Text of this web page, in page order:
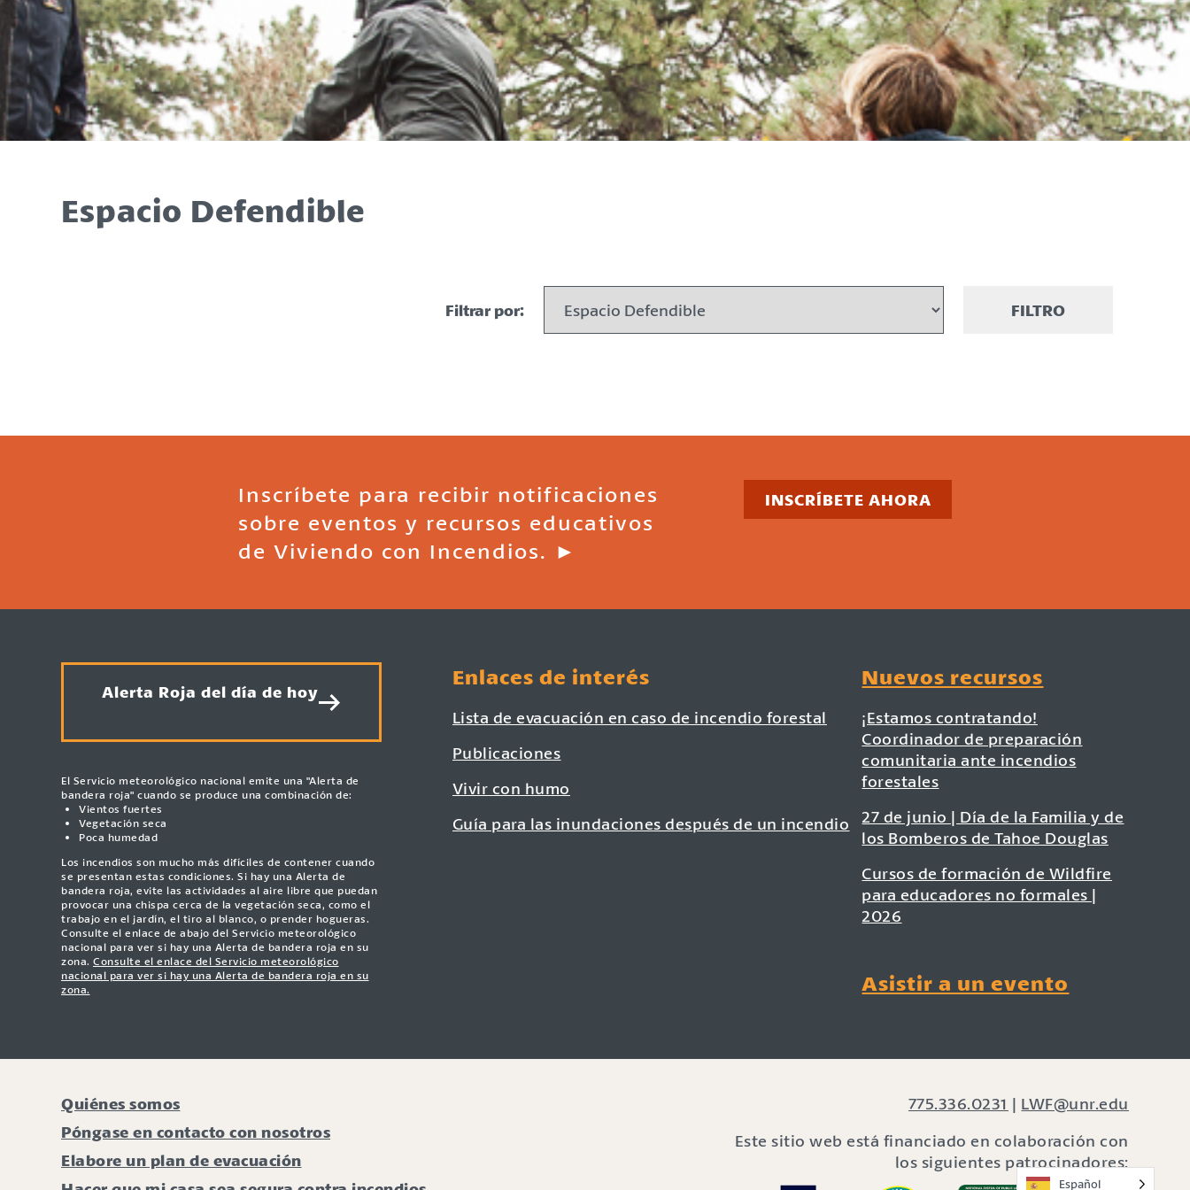
Espacio Defendible
Filtrar por: FILTRO
Inscríbete para recibir notificaciones
sobre eventos y recursos educativos
de Viviendo con Incendios. ►
INSCRÍBETE AHORA
Alerta Roja del día de hoy
El Servicio meteorológico nacional emite una "Alerta de
bandera roja" cuando se produce una combinación de:
Vientos fuertes
Vegetación seca
Poca humedad
Los incendios son mucho más difíciles de contener cuando
se presentan estas condiciones. Si hay una Alerta de
bandera roja, evite las actividades al aire libre que puedan
provocar una chispa cerca de la vegetación seca, como el
trabajo en el jardín, el tiro al blanco, o prender hogueras.
Consulte el enlace de abajo del Servicio meteorológico
nacional para ver si hay una Alerta de bandera roja en su
zona. Consulte el enlace del Servicio meteorológico
nacional para ver si hay una Alerta de bandera roja en su
zona.
Enlaces de interés
Lista de evacuación en caso de incendio forestal
Publicaciones
Vivir con humo
Guía para las inundaciones después de un incendio
Nuevos recursos
¡Estamos contratando!
Coordinador de preparación
comunitaria ante incendios
forestales
27 de junio | Día de la Familia y de
los Bomberos de Tahoe Douglas
Cursos de formación de Wildfire
para educadores no formales |
2026
Asistir a un evento
Quiénes somos
Póngase en contacto con nosotros
Elabore un plan de evacuación
775.336.0231 | LWF@unr.edu
Este sitio web está financiado en colaboración con
los siguientes patrocinadores:
Español